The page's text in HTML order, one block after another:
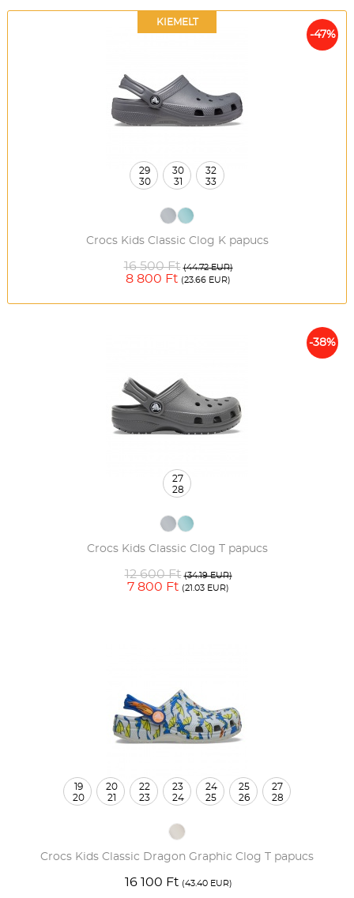
-47%
Crocs Kids Classic Clog K papucs
16 500 Ft (44.72 EUR)
8 800 Ft (23.66 EUR)
KIEMELT
29
30
30
31
32
33
-38%
Crocs Kids Classic Clog T papucs
12 600 Ft (34.19 EUR)
7 800 Ft (21.03 EUR)
27
28
Crocs Kids Classic Dragon Graphic Clog T papucs
16 100 Ft (43.40 EUR)
19
20
20
21
22
23
23
24
24
25
25
26
27
28